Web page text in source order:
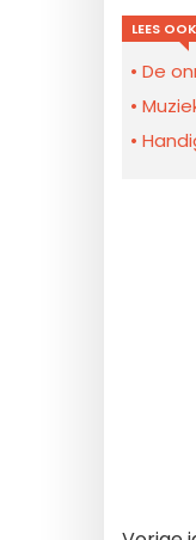
LEES OOK
De